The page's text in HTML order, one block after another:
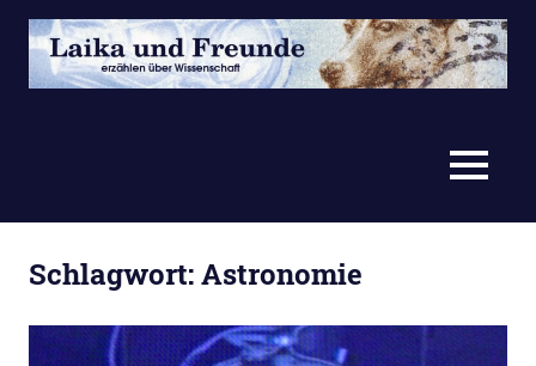
Zum
Inhalt
springen
Freunde
MENÜ
Schlagwort:Astronomie